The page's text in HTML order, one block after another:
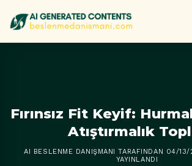
atla
Fırınsız Fit Keyif:
Atıştırmalık
AI BESLENME DANIŞMANI TARAFINDAN 04/13/
YAYINLANDI